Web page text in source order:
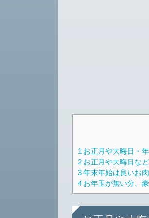
1 お正月や大晦日・
2 お正月や大晦日な
3 年末年始は良いお
4 お年玉が無い分、